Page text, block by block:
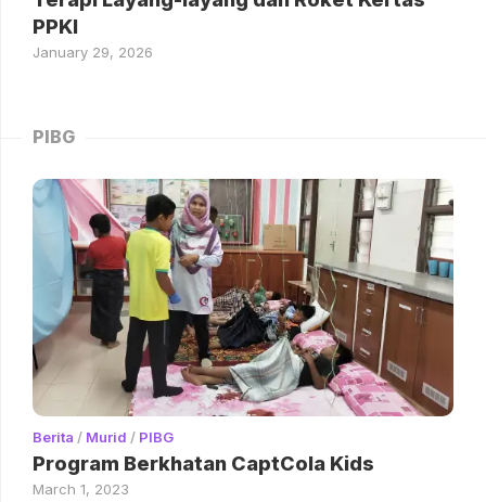
PPKI
January 29, 2026
PIBG
Berita / Murid / PIBG
Program Berkhatan CaptCola Kids
March 1, 2023